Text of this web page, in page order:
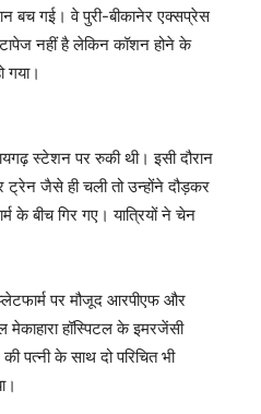
बच गई। वे पुरी-बीकानेर एक्सप्रेस
नहीं है लेकिन कॉशन होने के
गया।
स्टेशन पर रुकी थी। इसी दौरान
ट्रेन जैसे ही चली तो उन्होंने दौड़कर
के बीच गिर गए। यात्रियों ने चेन
पर मौजूद आरपीएफ और
हॉस्पिटल के इमरजेंसी
पत्नी के साथ दो परिचित भी